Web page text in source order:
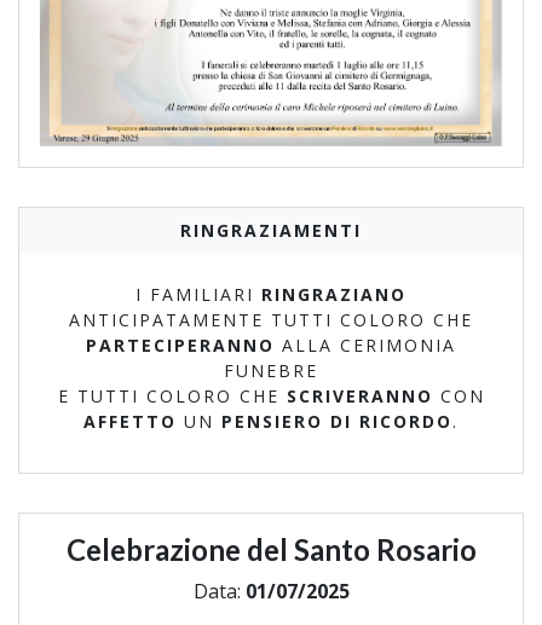
RINGRAZIAMENTI
I FAMILIARI RINGRAZIANO
ANTICIPATAMENTE TUTTI COLORO CHE
PARTECIPERANNO ALLA CERIMONIA
FUNEBRE
E TUTTI COLORO CHE SCRIVERANNO CON
AFFETTO UN PENSIERO DI RICORDO .
Celebrazione del Santo Rosario
Data: 01/07/2025